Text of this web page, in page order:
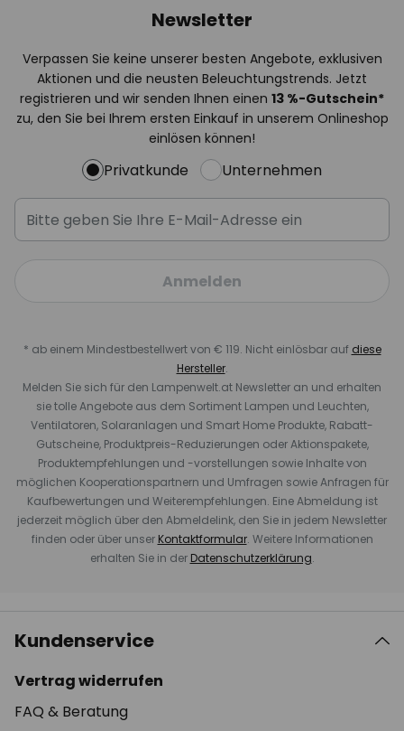
Newsletter
Verpassen Sie keine unserer besten Angebote, exklusiven
Aktionen und die neusten Beleuchtungstrends. Jetzt
registrieren und wir senden Ihnen einen 13 %-Gutschein*
zu, den Sie bei Ihrem ersten Einkauf in unserem Onlineshop
einlösen können!
Privatkunde Unternehmen
Anmelden
* ab einem Mindestbestellwert von € 119. Nicht einlösbar auf diese
Hersteller.
Melden Sie sich für den Lampenwelt.at Newsletter an und erhalten
sie tolle Angebote aus dem Sortiment Lampen und Leuchten,
Ventilatoren, Solaranlagen und Smart Home Produkte, Rabatt-
Gutscheine, Produktpreis-Reduzierungen oder Aktionspakete,
Produktempfehlungen und -vorstellungen sowie Inhalte von
möglichen Kooperationspartnern und Umfragen sowie Anfragen für
Kaufbewertungen und Weiterempfehlungen. Eine Abmeldung ist
jederzeit möglich über den Abmeldelink, den Sie in jedem Newsletter
finden oder über unser Kontaktformular. Weitere Informationen
erhalten Sie in der Datenschutzerklärung.
Kundenservice
Vertrag widerrufen
FAQ & Beratung